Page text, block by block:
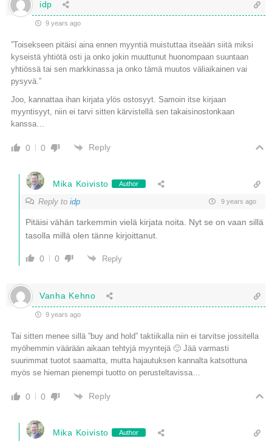
idp
9 years ago
”Toisekseen pitäisi aina ennen myyntiä muistuttaa itseään siitä miksi
kyseistä yhtiötä osti ja onko jokin muuttunut huonompaan suuntaan
yhtiössä tai sen markkinassa ja onko tämä muutos väliaikainen vai
pysyvä.”
Joo, kannattaa ihan kirjata ylös ostosyyt. Samoin itse kirjaan
myyntisyyt, niin ei tarvi sitten kärvistellä sen takaisinostonkaan
kanssa…
0 0 Reply
Mika Koivisto Author
Reply to idp 9 years ago
Pitäisi vähän tarkemmin vielä kirjata noita. Nyt se on vaan sillä
tasolla millä olen tänne kirjoittanut.
0 0 Reply
Vanha Kehno
9 years ago
Tai sitten menee sillä ”buy and hold” taktiikalla niin ei tarvitse jossitella
myöhemmin väärään aikaan tehtyjä myyntejä 🙂 Jää varmasti
suurimmat tuotot saamatta, mutta hajautuksen kannalta katsottuna
myös se hieman pienempi tuotto on perusteltavissa…
0 0 Reply
Mika Koivisto Author